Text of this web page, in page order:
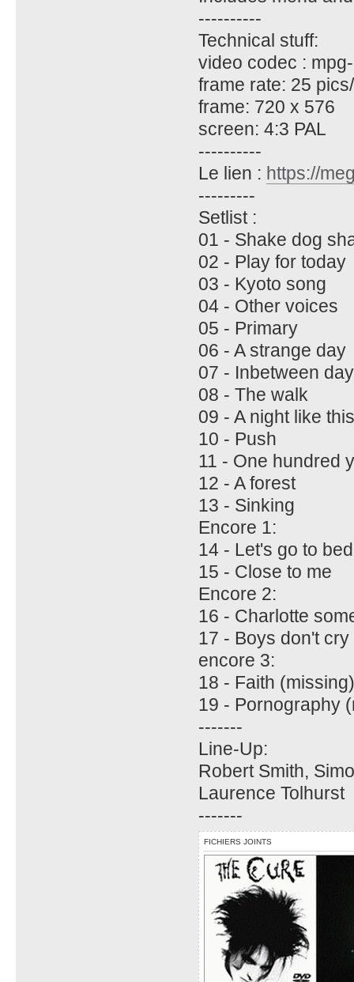
----------
Technical stuff:
video codec :
frame rate: 25
frame: 720 x 576
screen: 4:3 PAL
----------
Le lien : https://
---------
Setlist :
01 - Shake dog
02 - Play for today
03 - Kyoto song
04 - Other voices
05 - Primary
06 - A strange day
07 - Inbetween
08 - The walk
09 - A night like this
10 - Push
11 - One hundred
12 - A forest
13 - Sinking
Encore 1:
14 - Let's go to bed
15 - Close to me
Encore 2:
16 - Charlotte
17 - Boys don't cry
encore 3:
18 - Faith (missing)
19 - Pornography
-------
Line-Up:
Robert Smith,
Laurence Tolhurst
-------
FICHIERS JOINTS